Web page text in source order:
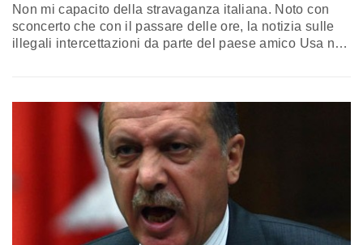
Non mi capacito della stravaganza italiana. Noto con
sconcerto che con il passare delle ore, la notizia sulle
illegali intercettazioni da parte del paese amico Usa nei
per intercettazioni simili, Angela Merkel e…